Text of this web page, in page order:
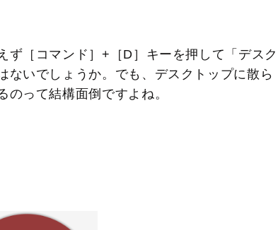
ず［コマンド］+［D］キーを押して「デスク
ないでしょうか。でも、デスクトップに散ら
って結構面倒ですよね。